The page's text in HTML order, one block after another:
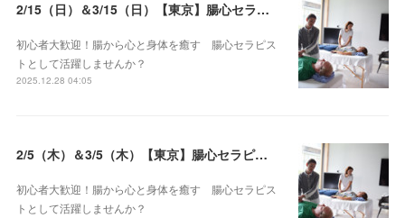
2/15（日）＆3/15（日）【東京】腸心セラピスト養成コース《２日間コース》開講決定
初心者大歓迎！腸から心と身体を癒す 腸心セラピス
トとして活躍しませんか？
2025.12.28 04:05
2/5（木）＆3/5（木）【東京】腸心セラピスト養成コース《２日間コース》開講決定
初心者大歓迎！腸から心と身体を癒す 腸心セラピス
トとして活躍しませんか？